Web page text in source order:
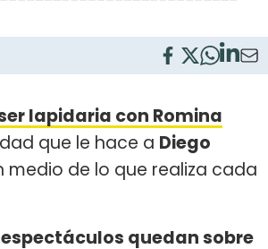
lapidaria con Romina
que le hace a Diego
medio de lo que realiza cada
quedan sobre